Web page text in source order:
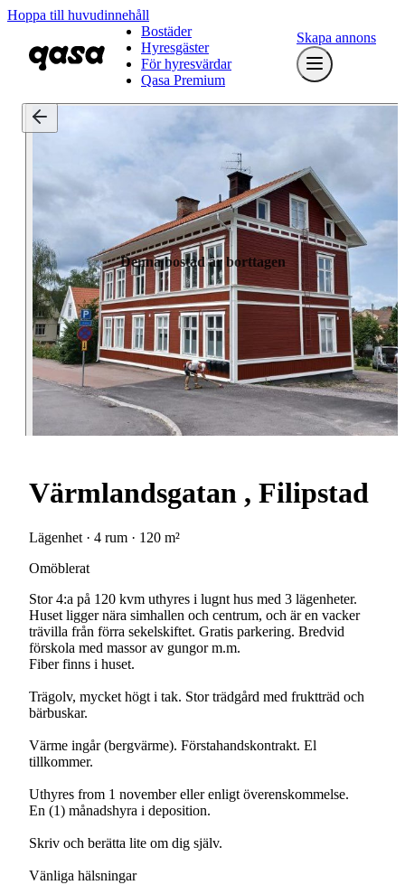
Hoppa till huvudinnehåll
Bostäder
Hyresgäster
För hyresvärdar
Qasa Premium
Skapa annons
Denna bostad är borttagen
Värmlandsgatan , Filipstad
Lägenhet · 4 rum · 120 m²
Omöblerat
Stor 4:a på 120 kvm uthyres i lugnt hus med 3 lägenheter.
Huset ligger nära simhallen och centrum, och är en vacker
trävilla från förra sekelskiftet. Gratis parkering. Bredvid
förskola med massor av gungor m.m.
Fiber finns i huset.
Trägolv, mycket högt i tak. Stor trädgård med fruktträd och
bärbuskar.
Värme ingår (bergvärme). Förstahandskontrakt. El
tillkommer.
Uthyres from 1 november eller enligt överenskommelse.
En (1) månadshyra i deposition.
Skriv och berätta lite om dig själv.
Vänliga hälsningar